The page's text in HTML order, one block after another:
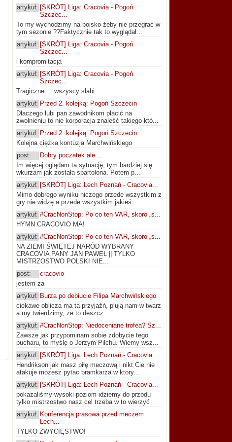
artykuł: [SKRÓT] Liga: Cracovia - Pogoń
Szczec...
To my wychodzimy na boisko żeby nie przegrać w
tym sezonie ??Faktycznie tak to wyglądał...
artykuł: [SKRÓT] Liga: Cracovia - Pogoń
Szczec...
i kompromitacja
artykuł: [SKRÓT] Liga: Cracovia - Pogoń
Szczec...
Tragiczne.....wszyscy slabi
artykuł: Przed 2. kolejką: Pogoń Szczecin
Dlaczego lubi pan zawodnikom płacić na
zwolnieniu to nie korporacja znaleść takiego któ...
artykuł: Przed 2. kolejką: Pogoń Szczecin
Kolejna ciężka kontuzja Marchwińskiego
post:
Dobry poczatek ale ...
Im więcej oglądam ta sytuację, tym bardziej się
wkurzam jak została spartolona. Potem p...
artykuł: [SKRÓT] Liga: Lech Poznań - Cracovia...
Mimo dobrego wyniku niczego przede wszystkim z
gry nie widzę a przede wszystkim jakieś...
artykuł: #CracNonStop: Po co ten VAR, skoro „s...
HYMN CRACOVIO MA!
artykuł: #CracNonStop: Po co ten VAR, skoro „s...
NA ZIEMI ŚWIĘTEJ NARÓD WYBRANY
CRACOVIA PANY JAN PAWEŁ || TYLKO
MISTRZOSTWO POLSKI NIE...
post:
cracovio
jestem za
artykuł: Burza po debiucie Filipa Marchwińskiego
ciekawe oblicza ma ta przyjaźń, plują nam w twarz
a my twierdzimy, ze to deszcz
artykuł: #CracNonStop: Niedoceniane trofea? Sz...
Zawsze jak przypominam sobie zdobycie tego
pucharu, to myślę o Jerzym Pilchu. Wiemy wsz...
artykuł: [SKRÓT] Liga: Lech Poznań - Cracovia...
Hendrikson jak masz piłę meczową i nikt Cie nie
atakuje mozesz pytac bramkarza w ktory...
artykuł: [SKRÓT] Liga: Lech Poznań - Cracovia...
pokazaliśmy wysoki poziom idziemy do przodu
tylko mistrzostwo nasz cel trzeba w to wierzyć
artykuł: Konferencja prasowa przed meczem
Lech...
TYLKO ZWYCIĘSTWO!